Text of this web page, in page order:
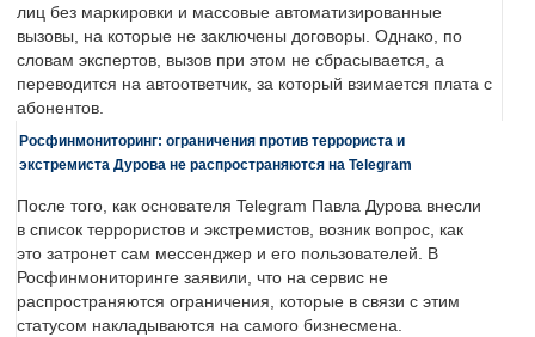
лиц без маркировки и массовые автоматизированные
вызовы, на которые не заключены договоры. Однако, по
словам экспертов, вызов при этом не сбрасывается, а
переводится на автоответчик, за который взимается плата с
абонентов.
Росфинмониторинг: ограничения против террориста и
экстремиста Дурова не распространяются на Telegram
После того, как основателя Telegram Павла Дурова внесли
в список террористов и экстремистов, возник вопрос, как
это затронет сам мессенджер и его пользователей. В
Росфинмониторинге заявили, что на сервис не
распространяются ограничения, которые в связи с этим
статусом накладываются на самого бизнесмена.